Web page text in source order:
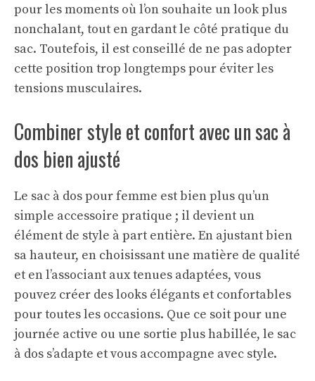
pour les moments où l’on souhaite un look plus
nonchalant, tout en gardant le côté pratique du
sac. Toutefois, il est conseillé de ne pas adopter
cette position trop longtemps pour éviter les
tensions musculaires.
Combiner style et confort avec un sac à
dos bien ajusté
Le sac à dos pour femme est bien plus qu’un
simple accessoire pratique ; il devient un
élément de style à part entière. En ajustant bien
sa hauteur, en choisissant une matière de qualité
et en l’associant aux tenues adaptées, vous
pouvez créer des looks élégants et confortables
pour toutes les occasions. Que ce soit pour une
journée active ou une sortie plus habillée, le sac
à dos s’adapte et vous accompagne avec style.